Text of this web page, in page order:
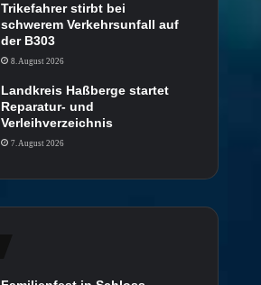
Trikefahrer stirbt bei
schwerem Verkehrsunfall auf
der B303
8. August 2026
Landkreis Haßberge startet
Reparatur- und
Verleihverzeichnis
7. August 2026